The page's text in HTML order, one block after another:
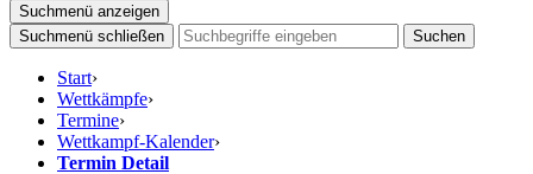
Suchmenü anzeigen
Suchmenü schließen
Suchen
Start›
Wettkämpfe›
Termine›
Wettkampf-Kalender›
Termin Detail